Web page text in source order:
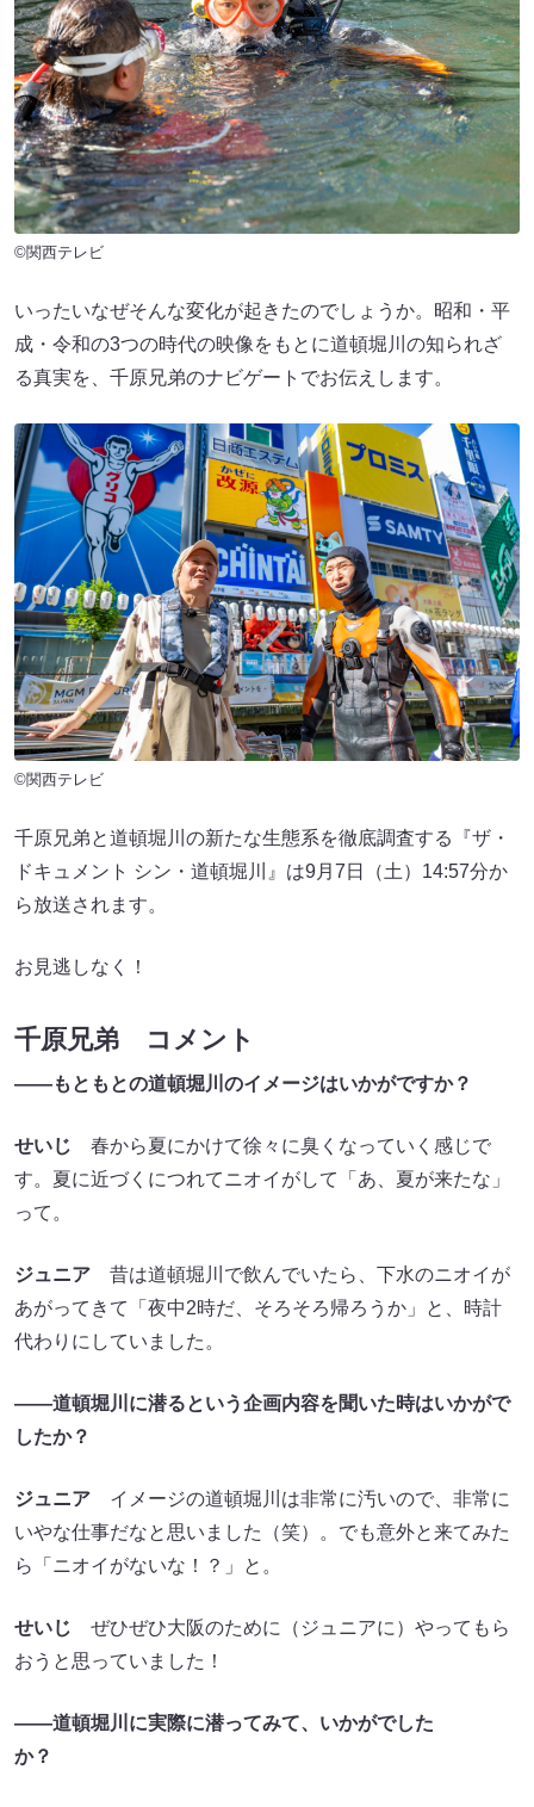
©関西テレビ
いったいなぜそんな変化が起きたのでしょうか。昭和・平
成・令和の3つの時代の映像をもとに道頓堀川の知られざ
る真実を、千原兄弟のナビゲートでお伝えします。
©関西テレビ
千原兄弟と道頓堀川の新たな生態系を徹底調査する『ザ・
ドキュメント シン・道頓堀川』は9月7日（土）14:57分か
ら放送されます。
お見逃しなく！
千原兄弟 コメント
――もともとの道頓堀川のイメージはいかがですか？
せいじ 春から夏にかけて徐々に臭くなっていく感じで
す。夏に近づくにつれてニオイがして「あ、夏が来たな」
って。
ジュニア 昔は道頓堀川で飲んでいたら、下水のニオイが
あがってきて「夜中2時だ、そろそろ帰ろうか」と、時計
代わりにしていました。
――道頓堀川に潜るという企画内容を聞いた時はいかがで
したか？
ジュニア イメージの道頓堀川は非常に汚いので、非常に
いやな仕事だなと思いました（笑）。でも意外と来てみた
ら「ニオイがないな！？」と。
せいじ ぜひぜひ大阪のために（ジュニアに）やってもら
おうと思っていました！
――道頓堀川に実際に潜ってみて、いかがでした
か？